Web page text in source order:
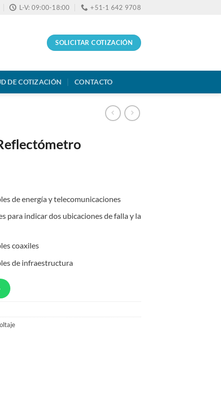
L-V: 09:00-18:00 +51-1 642 9708
SOLICITAR COTIZACIÓN
DE COTIZACIÓN CONTACTO
de energía y telecomunicaciones
para indicar dos ubicaciones de falla y la
coaxiles
de infraestructura